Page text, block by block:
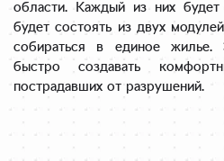
области. Каждый из них
будет состоять из двух
собираться в единое
быстро создавать
пострадавших от разрушений.